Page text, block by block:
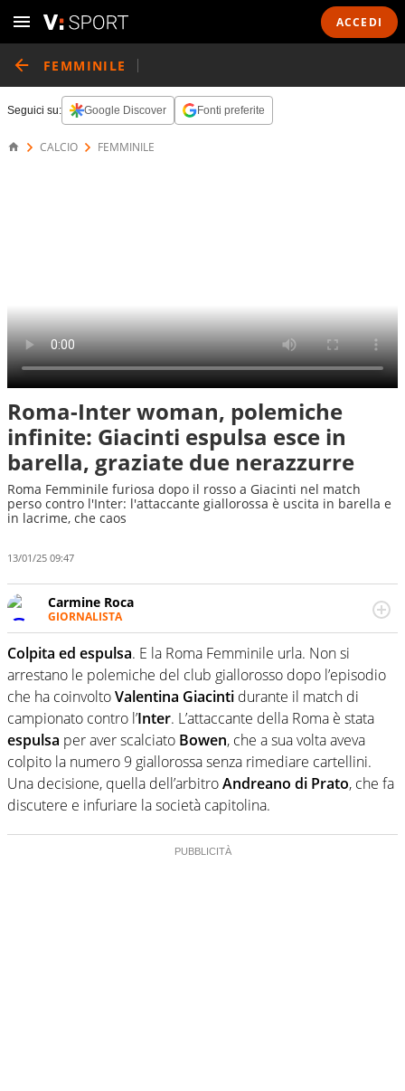
ACCEDI
FEMMINILE
Seguici su: Google Discover Fonti preferite
CALCIO FEMMINILE
Roma-Inter woman, polemiche
infinite: Giacinti espulsa esce in
barella, graziate due nerazzurre
Roma Femminile furiosa dopo il rosso a Giacinti nel match
perso contro l'Inter: l'attaccante giallorossa è uscita in barella e
in lacrime, che caos
13/01/25 09:47
Carmine Roca
GIORNALISTA
Giornalista pubblicista, appassionato di calcio in tutte le
sue sfaccettature, con una particolare predilezione per i
campionati minori.
Colpita ed espulsa. E la Roma Femminile urla. Non si
arrestano le polemiche del club giallorosso dopo l’episodio
che ha coinvoltoValentina Giacinti durante il match di
campionato contro l’Inter. L’attaccante della Roma è stata
espulsa per aver scalciato Bowen, che a sua volta aveva
colpito la numero 9 giallorossa senza rimediare cartellini.
Una decisione, quella dell’arbitroAndreano di Prato, che fa
discutere e infuriare la società capitolina.